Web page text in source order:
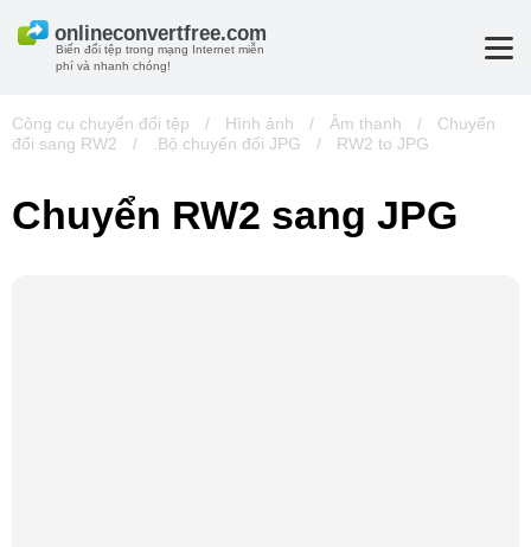
Biến đổi tệp trong mạng Internet miễn
phí và nhanh chóng!
Công cụ chuyển đổi tệp / Hình ảnh / Âm thanh /
Chuyển
đổi sang RW2
/ .Bộ chuyển đổi JPG / RW2 to JPG
Chuyển RW2 sang JPG